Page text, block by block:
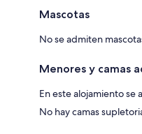
Mascotas
No se admiten
Menores y camas
En este alojamiento se
No hay camas